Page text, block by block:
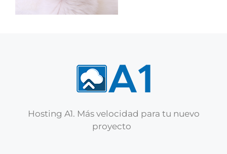
Hosting A1. Más velocidad para tu nuevo
proyecto